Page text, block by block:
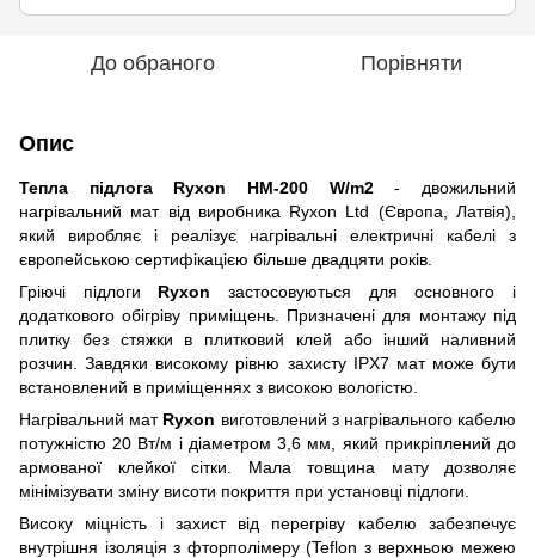
До обраного Порівняти
Опис
Тепла підлога Ryxon HM-200 W/m2- двожильний
нагрівальний мат від виробника Ryxon Ltd (Європа, Латвія),
який виробляє і реалізує нагрівальні електричні кабелі з
європейською сертифікацією більше двадцяти років.
Гріючі підлоги Ryxon застосовуються для основного і
додаткового обігріву приміщень. Призначені для монтажу під
плитку без стяжки в плитковий клей або інший наливний
розчин. Завдяки високому рівню захисту IPX7 мат може бути
встановлений в приміщеннях з високою вологістю.
Нагрівальний мат Ryxon виготовлений з нагрівального кабелю
потужністю 20 Вт/м і діаметром 3,6 мм, який прикріплений до
армованої клейкоїсітки . Мала товщина мату дозволяє
мінімізувати зміну висоти покриття при установці підлоги
Високу міцність і захист від перегріву кабелю забезпечує
внутрішня ізоляція з фторполімеру(Teflon з верхньою межею